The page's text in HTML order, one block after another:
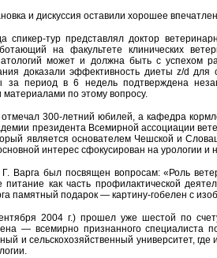
и дискуссия оставили хорошее
спикер-тур представлял доктор
на факультете клинических
может и должна быть с успехом
доказали эффективность диеты z/d для
за период в 6 недель подтверждена
по этому вопросу.
отмечал 300-летний юбилей, а кафедра
президента Всемирной ассоциации
является основателем Чешской и
интерес сфокусирован на урологии и
Г. Варга был посвящен вопросам: «Роль
питание как часть профилактической
памятный подарок — картину-гобелен с
2004 г.) прошел уже шестой по
— всемирно признанного специалиста
и сельскохозяйственный университет,